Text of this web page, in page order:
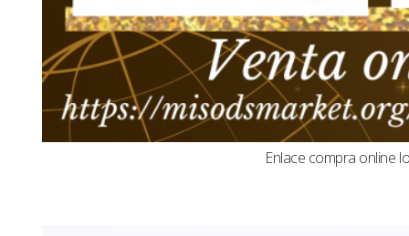
Enlace compra online